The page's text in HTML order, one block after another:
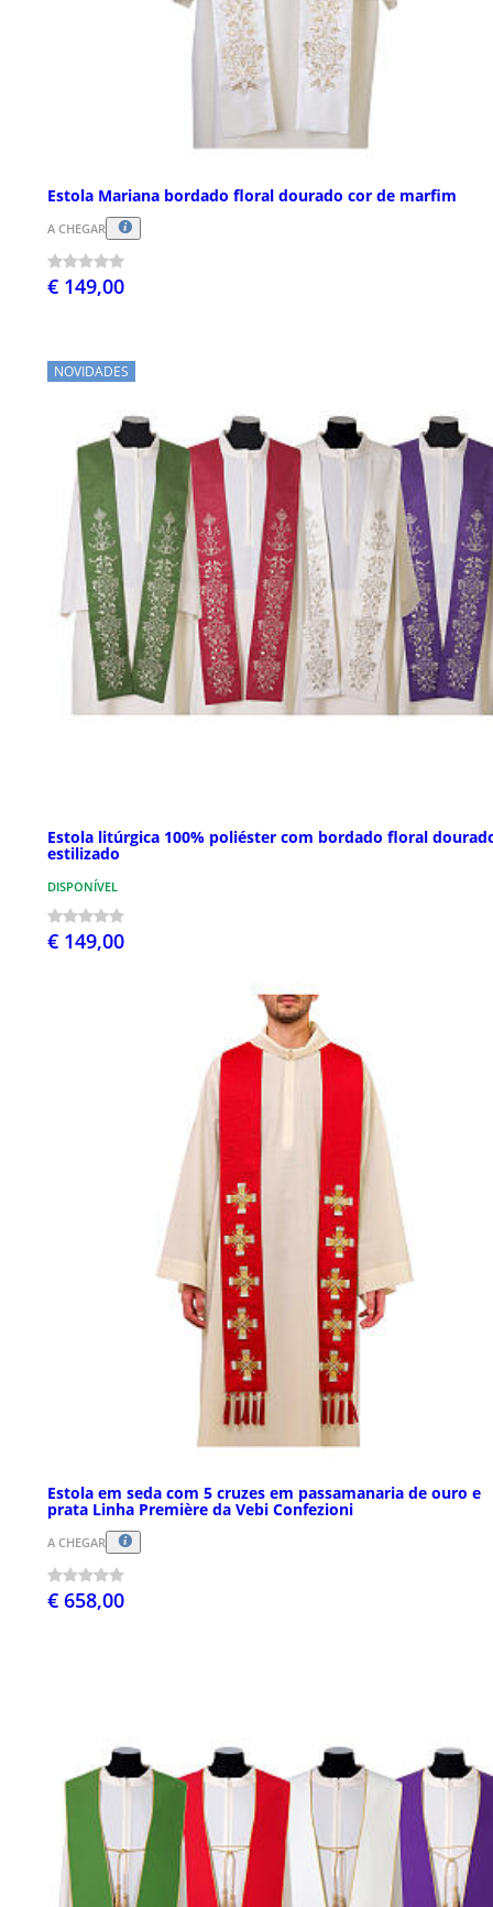
Estola Mariana bordado floral dourado cor de marfim
A CHEGAR
€ 149,00
NOVIDADES
Estola litúrgica 100% poliéster com bordado floral
estilizado
DISPONÍVEL
€ 149,00
Estola em seda com 5 cruzes em passamanaria de ouro e
prata Linha Première da Vebi Confezioni
A CHEGAR
€ 658,00